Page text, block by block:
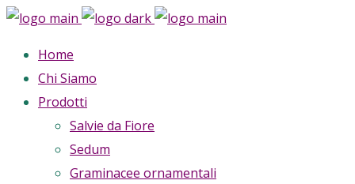
Home
Chi Siamo
Prodotti
Salvie da Fiore
Sedum
Graminacee ornamentali